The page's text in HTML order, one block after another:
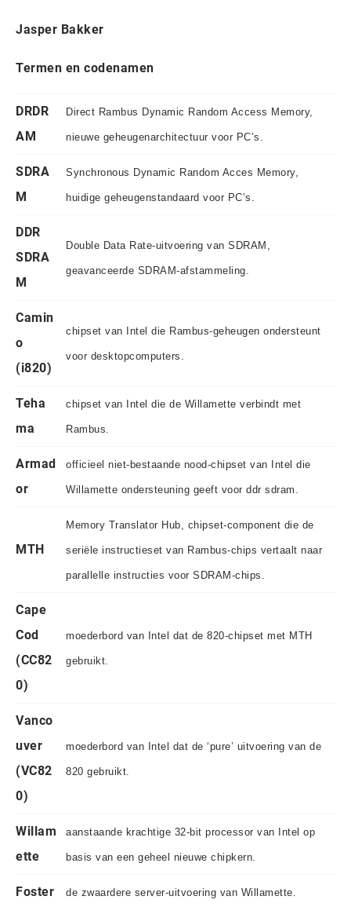
Jasper Bakker
Termen en codenamen
DRDR
AM
Direct Rambus Dynamic Random Access Memory,
nieuwe geheugenarchitectuur voor PC’s.
SDRA
M
Synchronous Dynamic Random Acces Memory,
huidige geheugenstandaard voor PC’s.
DDR
SDRA
M
Double Data Rate-uitvoering van SDRAM,
geavanceerde SDRAM-afstammeling.
Camin
o
(i820)
chipset van Intel die Rambus-geheugen ondersteunt
voor desktopcomputers.
Teha
ma
chipset van Intel die de Willamette verbindt met
Rambus.
Armad
or
officieel niet-bestaande nood-chipset van Intel die
Willamette ondersteuning geeft voor ddr sdram.
MTH
Memory Translator Hub, chipset-component die de
seriële instructieset van Rambus-chips vertaalt naar
parallelle instructies voor SDRAM-chips.
Cape
Cod
(CC82
0)
moederbord van Intel dat de 820-chipset met MTH
gebruikt.
Vanco
uver
(VC82
0)
moederbord van Intel dat de ‘pure’ uitvoering van de
820 gebruikt.
Willam
ette
aanstaande krachtige 32-bit processor van Intel op
basis van een geheel nieuwe chipkern.
Foster de zwaardere server-uitvoering van Willamette.